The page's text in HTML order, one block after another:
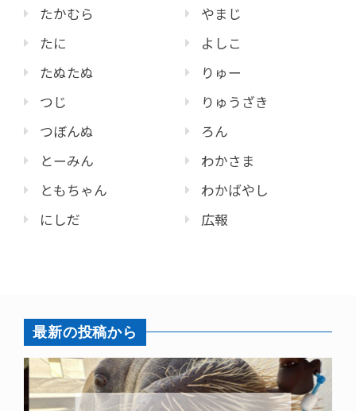
たかむら
たに
たぬたぬ
つじ
つぼんぬ
とーみん
ともちゃん
にしだ
やまじ
よしこ
りゅー
りゅうざき
ろん
わかさま
わかばやし
広報
最新の投稿から